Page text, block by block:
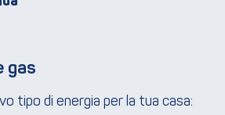
gas
tipo di energia per la tua casa: